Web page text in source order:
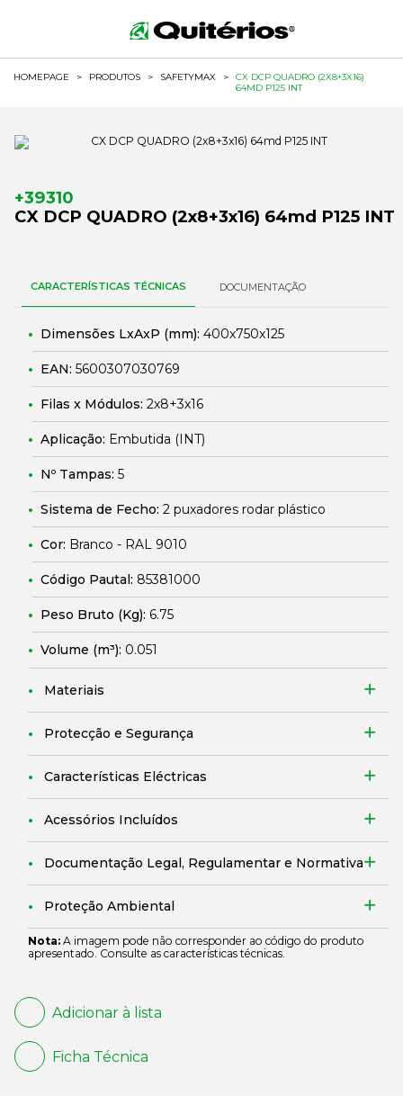
HOMEPAGE > PRODUTOS > SAFETYMAX >
CX DCP QUADRO (2X8+3X16)
64MD P125 INT
+39310
CX DCP QUADRO (2x8+3x16) 64md P125 INT
CARACTERÍSTICAS TÉCNICAS DOCUMENTAÇÃO
Dimensões LxAxP (mm): 400x750x125
EAN: 5600307030769
Filas x Módulos: 2x8+3x16
Aplicação: Embutida (INT)
Nº Tampas: 5
Sistema de Fecho: 2 puxadores rodar plástico
Cor: Branco - RAL 9010
Código Pautal: 85381000
Peso Bruto (Kg): 6.75
Volume (m³): 0.051
Materiais
Protecção e Segurança
Características Eléctricas
Acessórios Incluídos
Documentação Legal, Regulamentar e Normativa
Proteção Ambiental
Nota: A imagem pode não corresponder ao código do produto
apresentado. Consulte as características técnicas.
Adicionar à lista
Ficha Técnica